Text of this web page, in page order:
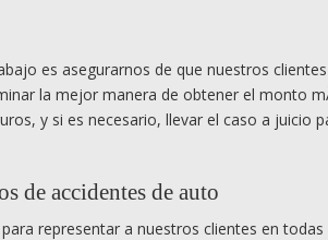
es asegurarnos de que nuestros
la mejor manera de obtener el monto
y si es necesario, llevar el caso a juicio
de accidentes de auto
representar a nuestros clientes en